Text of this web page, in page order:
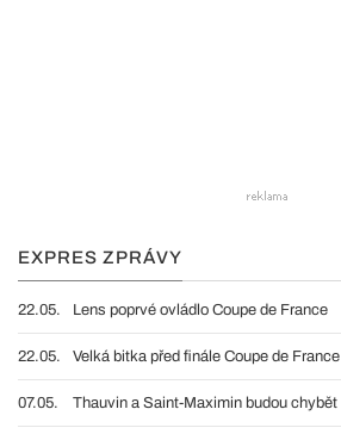
EXPRES ZPRÁVY
22.05. Lens poprvé ovládlo Coupe de France
22.05. Velká bitka před finále Coupe de France
07.05. Thauvin a Saint-Maximin budou chybět